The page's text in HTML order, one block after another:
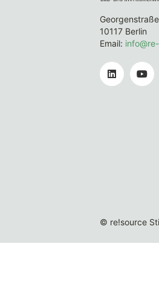
10117 Berlin
Email:
© re!source